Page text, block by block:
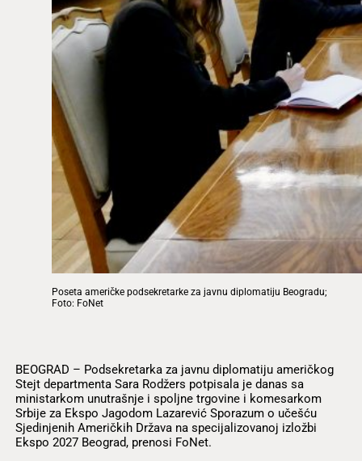
Poseta američke podsekretarke za javnu diplomatiju Beogradu;
Foto: FoNet
BEOGRAD – Podsekretarka za javnu diplomatiju američkog
Stejt departmenta Sara Rodžers potpisala je danas sa
ministarkom unutrašnje i spoljne trgovine i komesarkom
Srbije za Ekspo Jagodom Lazarević Sporazum o učešću
Sjedinjenih Američkih Država na specijalizovanoj izložbi
Ekspo 2027 Beograd, prenosi FoNet.